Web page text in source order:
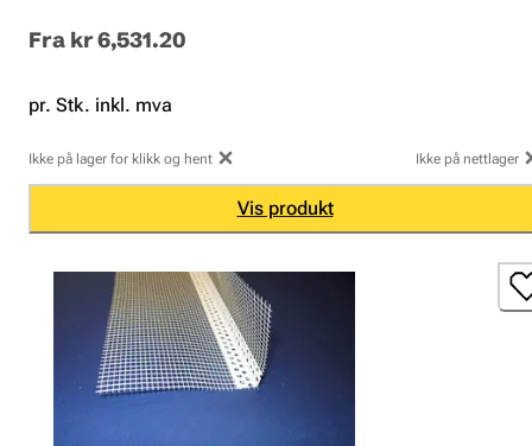
Fra kr 6,531.20
pr. Stk. inkl. mva
Ikke på lager for klikk og hent Ikke på nettlager
Vis produkt